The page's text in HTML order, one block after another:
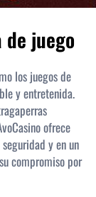
de juego
los juegos de
y entretenida.
ofrece
y en un
compromiso por